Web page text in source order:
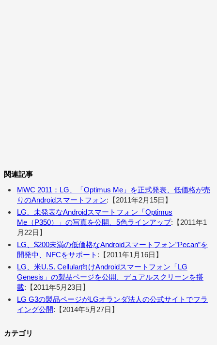
関連記事
MWC 2011：LG、「Optimus Me」を正式発表、低価格が売
りのAndroidスマートフォン:【2011年2月15日】
LG、未発表なAndroidスマートフォン「Optimus
Me（P350）」の写真を公開、5色ラインアップ:【2011年1
月22日】
LG、$200未満の低価格なAndroidスマートフォン”Pecan”を
開発中、NFCをサポート :【2011年1月16日】
LG、米U.S. Cellular向けAndroidスマートフォン「LG
Genesis」の製品ページを公開、デュアルスクリーンを搭
載:【2011年5月23日】
LG G3の製品ページがLGオランダ法人の公式サイトでフラ
イング公開:【2014年5月27日】
カテゴリ